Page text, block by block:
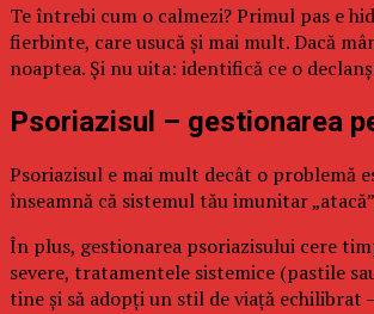
Te întrebi cum o calmezi? Primul pas e
fierbinte, care usucă și mai mult. Dacă
noaptea. Și nu uita: identifică ce o
Psoriazisul – gestionarea
Psoriazisul e mai mult decât o problemă
înseamnă că sistemul tău imunitar
În plus, gestionarea psoriazisului cere
severe, tratamentele sistemice (pastile
tine și să adopți un stil de viață echilibrat